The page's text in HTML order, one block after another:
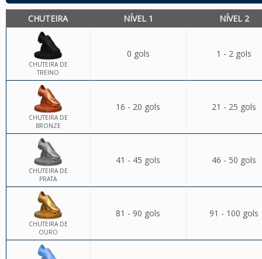
CHUTEIRA NÍVEL 1 NÍVEL 2
CHUTEIRA DE
TREINO
0 gols 1 - 2 gols
CHUTEIRA DE
BRONZE
16 - 20 gols 21 - 25 gols
CHUTEIRA DE
PRATA
41 - 45 gols 46 - 50 gols
CHUTEIRA DE
OURO
81 - 90 gols 91 - 100 gols